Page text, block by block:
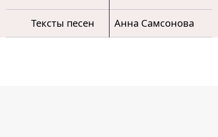
Тексты песен Анна Самсонова